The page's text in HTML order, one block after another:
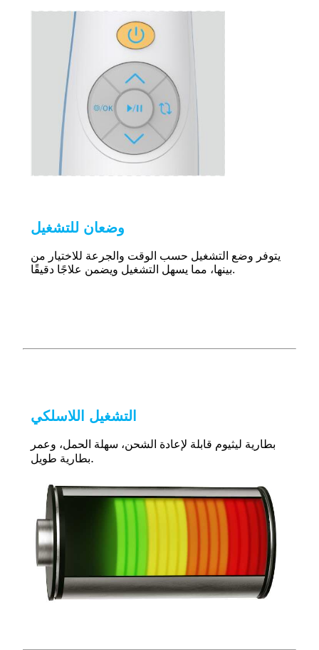
وضعان للتشغيل
يتوفر وضع التشغيل حسب الوقت والجرعة للاختيار من
بينها، مما يسهل التشغيل ويضمن علاجًا دقيقًا.
التشغيل اللاسلكي
بطارية ليثيوم قابلة لإعادة الشحن، سهلة الحمل، وعمر
بطارية طويل.